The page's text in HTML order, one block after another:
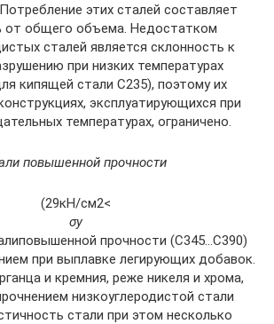
этих сталей составляет
от общего объема. Недостатком
сталей является склонность к
при низких температурах
кипящей стали С235), поэтому их
эксплуатирующихся при
температурах, ограничено.
повышенной прочности
(29кН/см2<
σу
прочности (С345…С390)
при выплавке легирующих добавок.
и кремния, реже никеля и хрома,
низкоуглеродистой стали
стали при этом несколько